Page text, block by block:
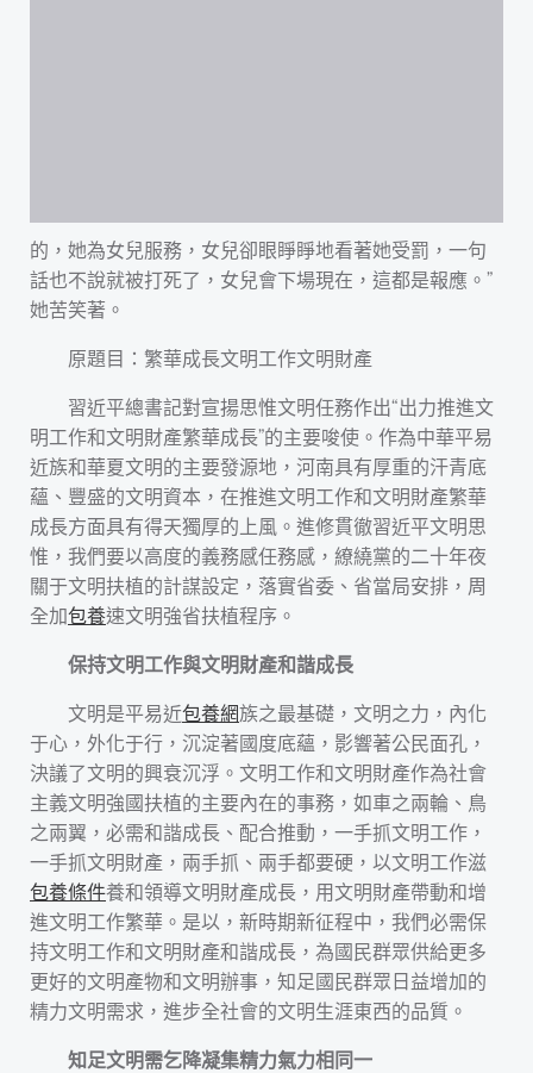
的，她為女兒服務，女兒卻眼睜睜地看著她受罰，一句
話也不說就被打死了，女兒會下場現在，這都是報應。”
她苦笑著。
原題目：繁華成長文明工作文明財產
習近平總書記對宣揚思惟文明任務作出“出力推進文
明工作和文明財產繁華成長”的主要唆使。作為中華平易
近族和華夏文明的主要發源地，河南具有厚重的汗青底
蘊、豐盛的文明資本，在推進文明工作和文明財產繁華
成長方面具有得天獨厚的上風。進修貫徹習近平文明思
惟，我們要以高度的義務感任務感，繚繞黨的二十年夜
關于文明扶植的計謀設定，落實省委、省當局安排，周
全加包養速文明強省扶植程序。
保持文明工作與文明財產和諧成長
文明是平易近包養網族之最基礎，文明之力，內化
于心，外化于行，沉淀著國度底蘊，影響著公民面孔，
決議了文明的興衰沉浮。文明工作和文明財產作為社會
主義文明強國扶植的主要內在的事務，如車之兩輪、鳥
之兩翼，必需和諧成長、配合推動，一手抓文明工作，
一手抓文明財產，兩手抓、兩手都要硬，以文明工作滋
包養條件養和領導文明財產成長，用文明財產帶動和增
進文明工作繁華。是以，新時期新征程中，我們必需保
持文明工作和文明財產和諧成長，為國民群眾供給更多
更好的文明產物和文明辦事，知足國民群眾日益增加的
精力文明需求，進步全社會的文明生涯東西的品質。
知足文明需乞降凝集精力氣力相同一